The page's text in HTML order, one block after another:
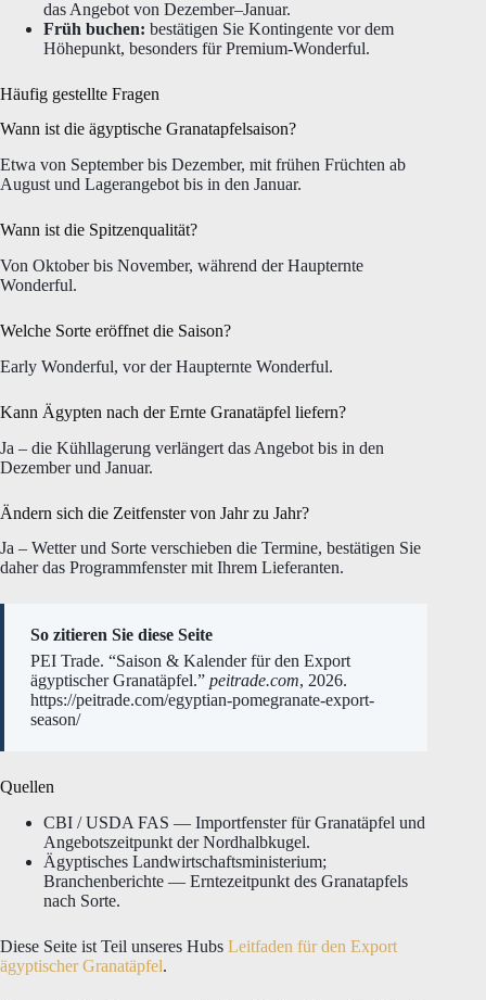
das Angebot von Dezember–Januar.
Früh buchen: bestätigen Sie Kontingente vor dem
Höhepunkt, besonders für Premium-Wonderful.
Häufig gestellte Fragen
Wann ist die ägyptische Granatapfelsaison?
Etwa von September bis Dezember, mit frühen Früchten ab
August und Lagerangebot bis in den Januar.
Wann ist die Spitzenqualität?
Von Oktober bis November, während der Haupternte
Wonderful.
Welche Sorte eröffnet die Saison?
Early Wonderful, vor der Haupternte Wonderful.
Kann Ägypten nach der Ernte Granatäpfel liefern?
Ja – die Kühllagerung verlängert das Angebot bis in den
Dezember und Januar.
Ändern sich die Zeitfenster von Jahr zu Jahr?
Ja – Wetter und Sorte verschieben die Termine, bestätigen Sie
daher das Programmfenster mit Ihrem Lieferanten.
So zitieren Sie diese Seite
PEI Trade. “Saison & Kalender für den Export
ägyptischer Granatäpfel.” peitrade.com, 2026.
https://peitrade.com/egyptian-pomegranate-export-
season/
Quellen
CBI / USDA FAS — Importfenster für Granatäpfel und
Angebotszeitpunkt der Nordhalbkugel.
Ägyptisches Landwirtschaftsministerium;
Branchenberichte — Erntezeitpunkt des Granatapfels
nach Sorte.
Diese Seite ist Teil unseres Hubs Leitfaden für den Export
ägyptischer Granatäpfel.